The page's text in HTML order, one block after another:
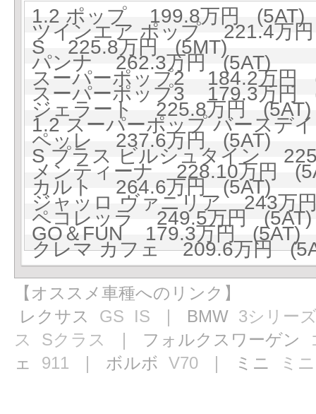
1.2 ポップ 199.8万円 (5AT)
ツインエア ポップ 221.4万
S 225.8万円 (5MT)
パンナ 262.3万円 (5AT)
スーパーポップ2 184.2万円
スーパーポップ3 179.3万円
ジェラート 225.8万円 (5AT)
1.2 スーパーポップ バース
ペッレ 237.6万円 (5AT)
S プラス ビルシュタイン
メンティーナ 228.10万円
カルト 264.6万円 (5AT)
ジャッロ ヴァニリア 243万
ペコレッラ 249.5万円 (5AT)
GO＆FUN 179.3万円 (5AT)
クレマ カフェ 209.6万円
【オススメ車種へのリンク】
レクサス GS IS ｜ BMW 3シリー
ス
Sクラス ｜ フォルクスワーゲン
ェ 911 ｜ ボルボ V70 ｜ ミニ ミニ